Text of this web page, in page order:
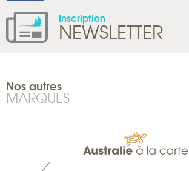
Inscription
NEWSLETTER
Nos autres
MARQUES